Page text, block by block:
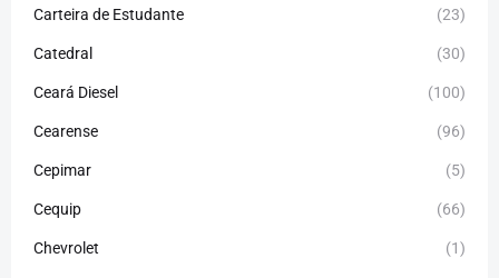
Carteira de Estudante (23)
Catedral (30)
Ceará Diesel (100)
Cearense (96)
Cepimar (5)
Cequip (66)
Chevrolet (1)